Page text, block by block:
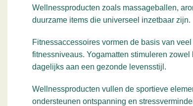
Wellnessproducten zoals massageballen,
duurzame items die universeel inzetbaar zijn.
Fitnessaccessoires vormen de basis van
fitnessniveaus. Yogamatten stimuleren
dagelijks aan een gezonde levensstijl.
Wellnessproducten vullen de sportieve
ondersteunen ontspanning en